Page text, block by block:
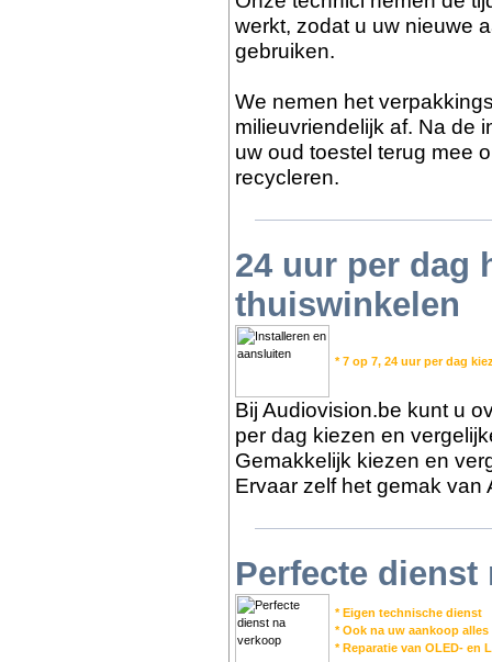
werkt, zodat u uw nieuwe
gebruiken.
We nemen het
milieuvriendelijk af. Na de
uw oud toestel terug mee
recycleren.
24 uur per dag
thuiswinkelen
* 7 op 7, 24 uur per dag
Bij Audiovision.be kunt u
per dag kiezen en
Gemakkelijk kiezen en
Ervaar zelf het gemak van
Perfecte dienst
* Eigen technische dienst
* Ook na uw aankoop
* Reparatie van OLED- en